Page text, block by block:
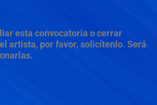
esta convocatoria o cerrar
artista, por favor, solicítenlo. Será